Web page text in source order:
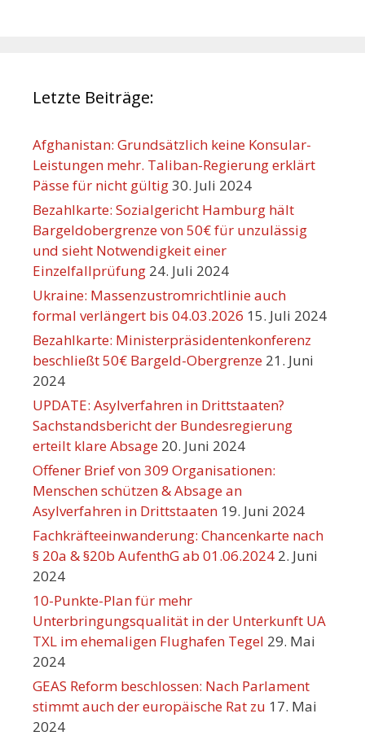
Letzte Beiträge:
Afghanistan: Grundsätzlich keine Konsular-
Leistungen mehr. Taliban-Regierung erklärt
Pässe für nicht gültig30. Juli 2024
Bezahlkarte: Sozialgericht Hamburg hält
Bargeldobergrenze von 50€ für unzulässig
und sieht Notwendigkeit einer
Einzelfallprüfung 24. Juli 2024
Ukraine: Massenzustromrichtlinie auch
formal verlängert bis 04.03.2026 15. Juli 2024
Bezahlkarte: Ministerpräsidentenkonferenz
beschließt 50€ Bargeld-Obergrenze 21. Juni
2024
UPDATE: Asylverfahren in Drittstaaten?
Sachstandsbericht der Bundesregierung
erteilt klare Absage 20. Juni 2024
Offener Brief von 309 Organisationen:
Menschen schützen & Absage an
Asylverfahren in Drittstaaten 19. Juni 2024
Fachkräfteeinwanderung: Chancenkarte nach
§ 20a & §20b AufenthG ab 01.06.2024 2. Juni
2024
10-Punkte-Plan für mehr
Unterbringungsqualität in der Unterkunft UA
TXL im ehemaligen Flughafen Tegel 29. Mai
2024
GEAS Reform beschlossen: Nach Parlament
stimmt auch der europäische Rat zu 17. Mai
2024